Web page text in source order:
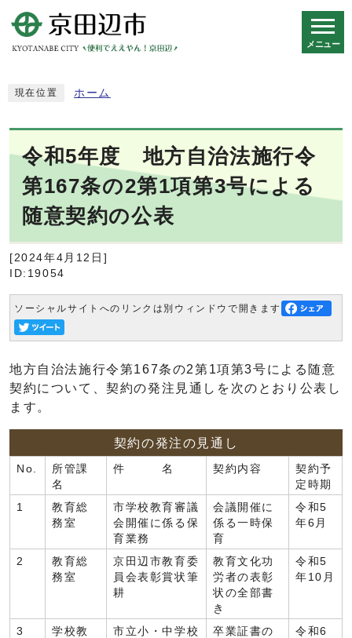
メニュー
現在位置 ホーム
令和5年度 地方自治法施行令
第167条の2第1項第3号による
随意契約の公表
[2024年4月12日]
ID:19054
ソーシャルサイトへのリンクは別ウィンドウで開きます
地方自治法施行令第167条の2第1項第3号による随意
契約について、契約の発注見通しを次のとおり公表し
ます。
契約の発注の見通し
No.
所管課
名
件 名 契約内容
契約予
定時期
1
教育総
務室
市学校教育審議
会開催に係る保
育業務
会議開催に
係る一時保
育
令和5
年6月
2
教育総
務室
京田辺市教育委
員会表彰賞状筆
耕
教育文化功
労者の表彰
状の全部書
き
令和5
年10月
3
学校教
市立小・中学校
卒業証書の
令和6